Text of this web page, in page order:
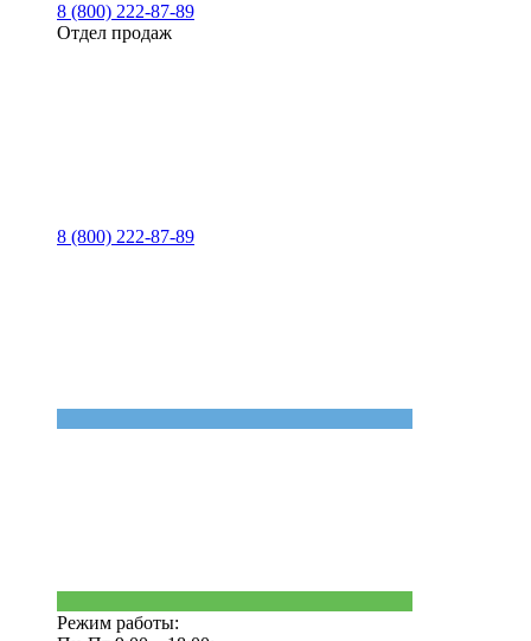
8 (800) 222-87-89
Отдел продаж
8 (800) 222-87-89
Режим работы: